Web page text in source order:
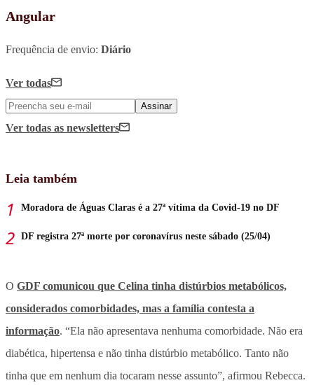
Angular
Frequência de envio: Diário
Ver todas
Assinar
Ver todas as newsletters
Leia também
Moradora de Águas Claras é a 27ª vítima da Covid-19 no DF
DF registra 27ª morte por coronavírus neste sábado (25/04)
O GDF comunicou que Celina tinha distúrbios metabólicos,
considerados comorbidades, mas a família contesta a
informação. “Ela não apresentava nenhuma comorbidade. Não era
diabética, hipertensa e não tinha distúrbio metabólico. Tanto não
tinha que em nenhum dia tocaram nesse assunto”, afirmou Rebecca.